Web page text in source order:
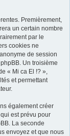
Premièrement,
un certain nombre
par le
cookies ne
de session
Un troisième
« Mi ca El !? »,
et permettant
également créer
est prévu pour
La seconde
envoyez et que nous